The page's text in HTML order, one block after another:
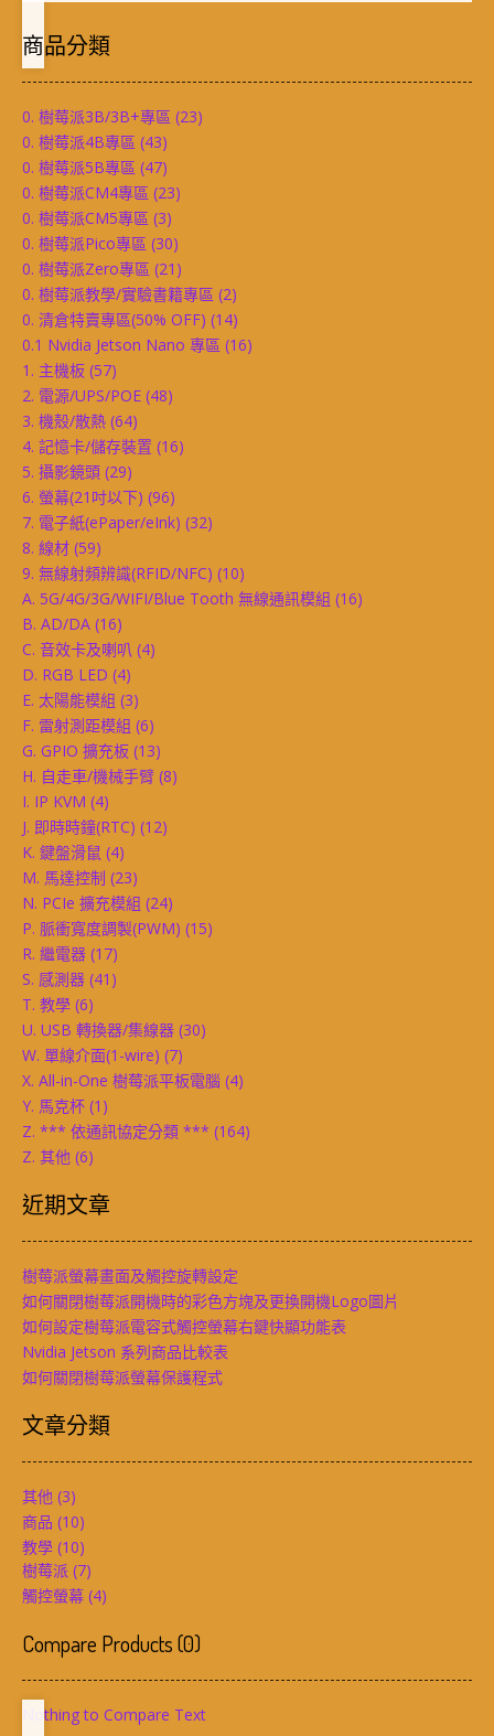
商品分類
0. 樹莓派3B/3B+專區 (23)
0. 樹莓派4B專區 (43)
0. 樹莓派5B專區 (47)
0. 樹莓派CM4專區 (23)
0. 樹莓派CM5專區 (3)
0. 樹莓派Pico專區 (30)
0. 樹莓派Zero專區 (21)
0. 樹莓派教學/實驗書籍專區 (2)
0. 清倉特賣專區(50% OFF) (14)
0.1 Nvidia Jetson Nano 專區 (16)
1. 主機板 (57)
2. 電源/UPS/POE (48)
3. 機殼/散熱 (64)
4. 記憶卡/儲存裝置 (16)
5. 攝影鏡頭 (29)
6. 螢幕(21吋以下) (96)
7. 電子紙(ePaper/eInk) (32)
8. 線材 (59)
9. 無線射頻辨識(RFID/NFC) (10)
A. 5G/4G/3G/WIFI/Blue Tooth 無線通訊模組 (16)
B. AD/DA (16)
C. 音效卡及喇叭 (4)
D. RGB LED (4)
E. 太陽能模組 (3)
F. 雷射測距模組 (6)
G. GPIO 擴充板 (13)
H. 自走車/機械手臂 (8)
I. IP KVM (4)
J. 即時時鐘(RTC) (12)
K. 鍵盤滑鼠 (4)
M. 馬達控制 (23)
N. PCIe 擴充模組 (24)
P. 脈衝寬度調製(PWM) (15)
R. 繼電器 (17)
S. 感測器 (41)
T. 教學 (6)
U. USB 轉換器/集線器 (30)
W. 單線介面(1-wire) (7)
X. All-in-One 樹莓派平板電腦 (4)
Y. 馬克杯 (1)
Z. *** 依通訊協定分類 *** (164)
Z. 其他 (6)
近期文章
樹莓派螢幕畫面及觸控旋轉設定
如何關閉樹莓派開機時的彩色方塊及更換開機Logo圖片
如何設定樹莓派電容式觸控螢幕右鍵快顯功能表
Nvidia Jetson 系列商品比較表
如何關閉樹莓派螢幕保護程式
文章分類
其他 (3)
商品 (10)
教學 (10)
樹莓派 (7)
觸控螢幕 (4)
Compare Products(0)
Nothing to Compare Text